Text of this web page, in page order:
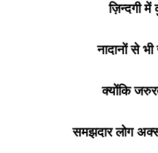
ज़िन्दगी में
नादानों से
क्योंकि
समझदार लोग